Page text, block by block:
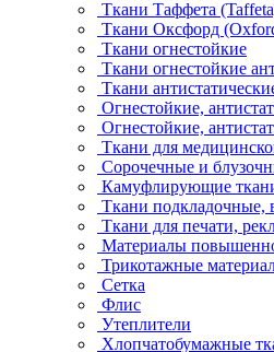
Ткани Таффета
Ткани Оксфорд
Ткани огнестойкие
Ткани огнестойкие
Ткани
Огнестойкие,
Огнестойкие,
Ткани для
Сорочечные и
Камуфлирующие
Ткани подкладочные,
Ткани для печати,
Материалы
Трикотажные
Сетка
Флис
Утеплители
Хлопчатобумажные